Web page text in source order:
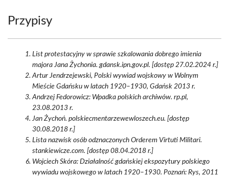
Przypisy
List protestacyjny w sprawie szkalowania dobrego imienia
majora Jana Żychonia. gdansk.ipn.gov.pl. [dostęp 27.02.2024 r.]
Artur Jendrzejewski, Polski wywiad wojskowy w Wolnym
Mieście Gdańsku w latach 1920–1930, Gdańsk 2013 r.
Andrzej Fedorowicz: Wpadka polskich archiwów. rp.pl,
23.08.2013 r.
Jan Żychoń. polskiecmentarzewewloszech.eu. [dostęp
30.08.2018 r.]
Lista nazwisk osób odznaczonych Orderem Virtuti Militari.
stankiewicze.com. [dostęp 08.04.2018 r.]
Wojciech Skóra: Działalność gdańskiej ekspozytury polskiego
wywiadu wojskowego w latach 1920–1930. Poznań: Rys, 2011